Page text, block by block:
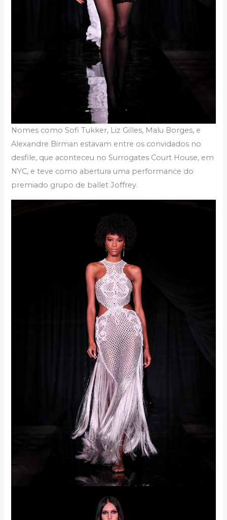
Nomes como Sofi Tukker, Liz Gilles, Malu Borges, e
Alexandre Birman estavam entre os convidados no
desfile, que aconteceu no Surrogates Court House, em
NYC, e teve como abertura uma performance do
premiado grupo de ballet Joffrey.